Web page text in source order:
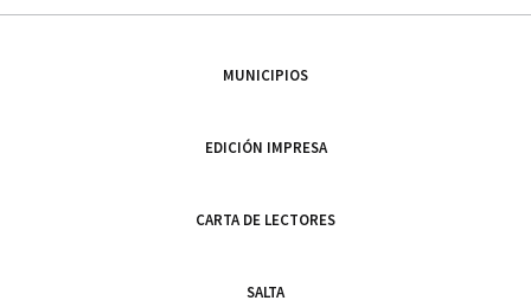
MUNICIPIOS
EDICIÓN IMPRESA
CARTA DE LECTORES
SALTA